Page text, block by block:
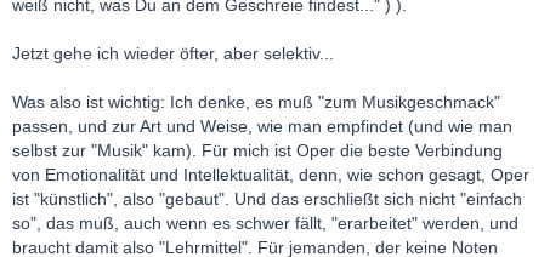
weiß nicht, was Du an dem Geschreie findest..." ) ).
Jetzt gehe ich wieder öfter, aber selektiv...
Was also ist wichtig: Ich denke, es muß "zum Musikgeschmack"
passen, und zur Art und Weise, wie man empfindet (und wie man
selbst zur "Musik" kam). Für mich ist Oper die beste Verbindung
von Emotionalität und Intellektualität, denn, wie schon gesagt, Oper
ist "künstlich", also "gebaut". Und das erschließt sich nicht "einfach
so", das muß, auch wenn es schwer fällt, "erarbeitet" werden, und
braucht damit also "Lehrmittel". Für jemanden, der keine Noten